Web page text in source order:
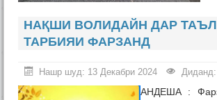
НАҚШИ ВОЛИДАЙН ДАР
ТАРБИЯИ ФАРЗАНД
Нашр шуд: 13 Декабри 2024
АНДЕША :